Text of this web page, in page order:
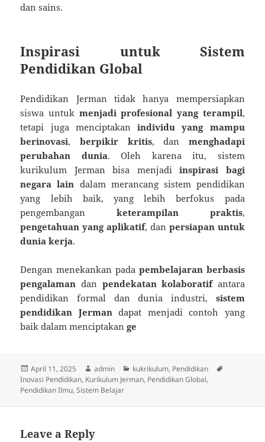
dan sains.
Inspirasi untuk Sistem
Pendidikan Global
Pendidikan Jerman tidak hanya mempersiapkan
siswa untuk menjadi profesional yang terampil,
tetapi juga menciptakanindividu yang mampu
berinovasi, berpikir kritis, dan menghadapi
perubahan dunia. Oleh karena itu, sistem
kurikulum Jerman bisa menjadiinspirasi bagi
negara lain dalam merancang sistem pendidikan
yang lebih baik, yang lebih berfokus pada
pengembangan keterampilan praktis,
pengetahuan yang aplikatif, dan persiapan untuk
dunia kerja.
Dengan menekankan pada pembelajaran berbasis
pengalaman dan pendekatan kolaboratifantara
pendidikan formal dan dunia industri, sistem
pendidikan Jerman dapat menjadi contoh yang
baik dalam menciptakange
Posted
on
April 11, 2025 Author
admin Categories
kukrikulum, Pendidikan
Inovasi Pendidikan, Kurikulum Jerman, Pendidikan Global,
Pendidikan Ilmu,Sistem Belajar
Leave a Reply